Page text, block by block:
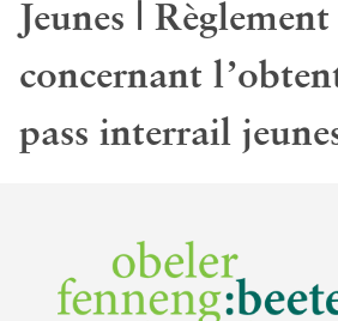
Jeunes |
concernant
pass interrail